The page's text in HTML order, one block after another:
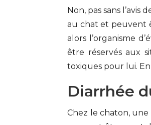
Non, pas sans
au chat et peuvent
alors l’organisme
être réservés aux
toxiques pour lui.
Diarrhée
Chez le chaton, une